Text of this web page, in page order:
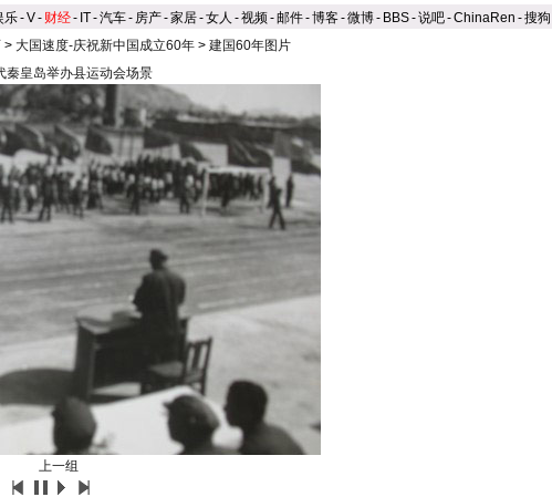
乐-V- 财经- IT-汽车- 房产-家居-女人 -视频-邮件-博客-微博- BBS-说吧-ChinaRen -搜狗
> 大国速度-庆祝新中国成立60年> 建国60年图片
秦皇岛举办县运动会场景
上一组